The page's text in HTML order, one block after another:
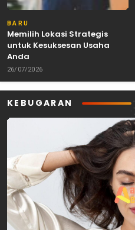
BARU
Memilih Lokasi Strategis
untuk Kesuksesan Usaha
Anda
26/07/2026
KEBUGARAN